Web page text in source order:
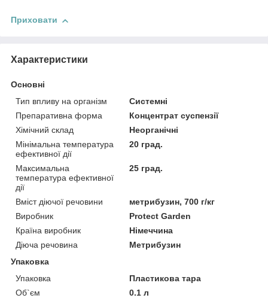
Приховати
Характеристики
Основні
Тип впливу на організм
Системні
Препаративна форма
Концентрат суспензії
Хімічний склад
Неорганічні
Мінімальна температура
ефективної дії
20 град.
Максимальна
температура ефективної
дії
25 град.
Вміст діючої речовини
метрибузин, 700 г/кг
Виробник
Protect Garden
Країна виробник
Німеччина
Діюча речовина
Метрибузин
Упаковка
Упаковка
Пластикова тара
Об`єм
0.1 л